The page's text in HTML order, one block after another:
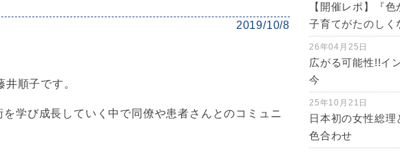
2019/10/8
順子です。
学び成長していく中で同僚や患者さんとのコミュニ
【開催レポ】『
子育てがたのしく
26年04月25日
広がる可能性!!イ
今
25年10月21日
日本初の女性総理
色合わせ